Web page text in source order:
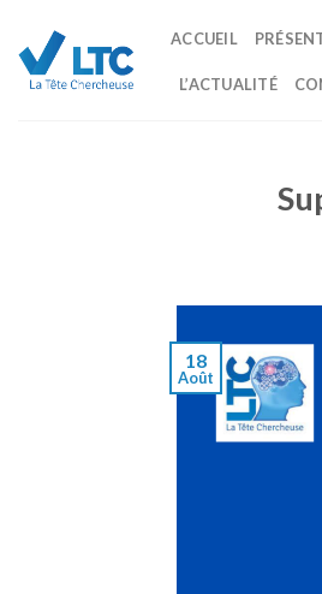
content
ACCUEIL
L’ACTUALITÉ
18
Août